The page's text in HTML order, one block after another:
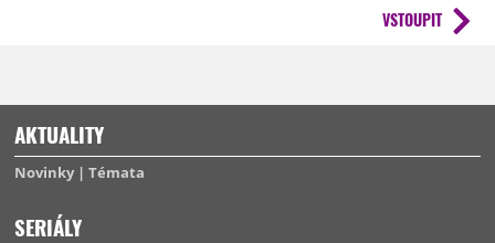
VSTOUPIT
AKTUALITY
Novinky Témata
SERIÁLY